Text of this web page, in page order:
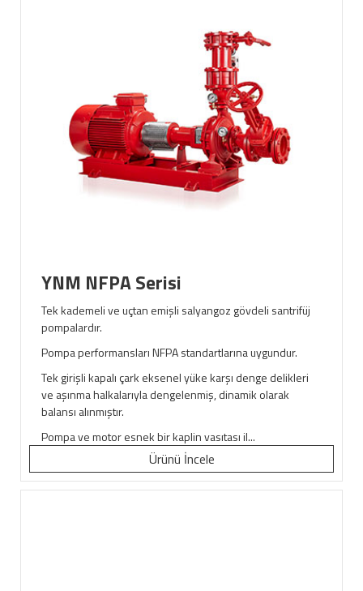
YNM NFPA Serisi
Tek kademeli ve uçtan emişli salyangoz gövdeli santrifüj
pompalardır.
Pompa performansları NFPA standartlarına uygundur.
Tek girişli kapalı çark eksenel yüke karşı denge delikleri
ve aşınma halkalarıyla dengelenmiş, dinamik olarak
balansı alınmıştır.
Pompa ve motor esnek bir kaplin vasıtası il...
Ürünü İncele